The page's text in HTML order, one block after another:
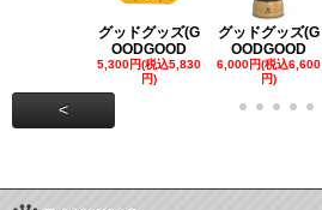
グッドグッズ(G
OODGOOD
5,300円(税込5,830
円)
グッドグッズ(G
OODGOOD
6,000円(税込6,600
円)
<